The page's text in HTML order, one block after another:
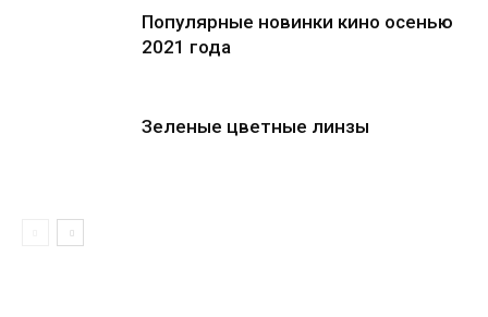
Популярные новинки кино осенью
2021 года
Зеленые цветные линзы